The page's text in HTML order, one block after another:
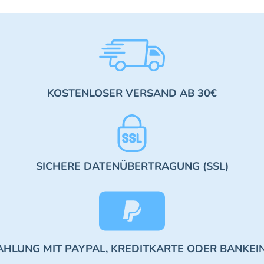
KOSTENLOSER VERSAND AB 30€
SICHERE DATENÜBERTRAGUNG (SSL)
MIT PAYPAL, KREDITKARTE ODER